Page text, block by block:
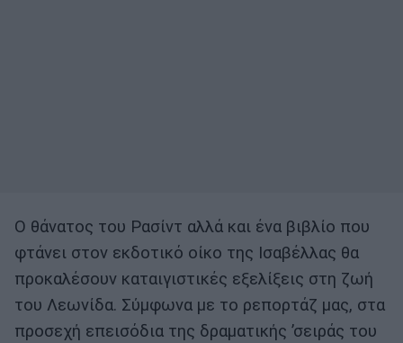
Ο θάνατος του Ρασίντ αλλά και ένα βιβλίο που
φτάνει στον εκδοτικό οίκο της Ισαβέλλας θα
προκαλέσουν καταιγιστικές εξελίξεις στη ζωή
του Λεωνίδα. Σύμφωνα με το ρεπορτάζ μας, στα
προσεχή επεισόδια της δραματικής ’σειράς του